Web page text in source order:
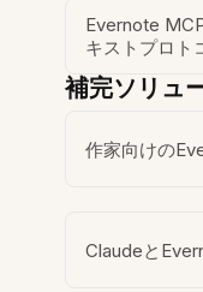
Evernote
キストプロト
補完ソリュ
作家向けの
Claudeと